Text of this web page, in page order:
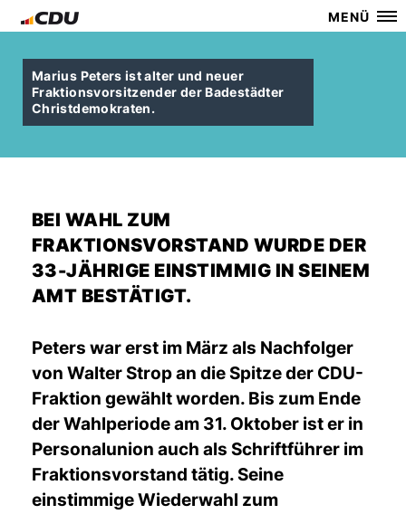
MENÜ
Marius Peters ist alter und neuer
Fraktionsvorsitzender der Badestädter
Christdemokraten.
BEI WAHL ZUM
FRAKTIONSVORSTAND WURDE DER
33-JÄHRIGE EINSTIMMIG IN SEINEM
AMT BESTÄTIGT.
Peters war erst im März als Nachfolger
von Walter Strop an die Spitze der CDU-
Fraktion gewählt worden. Bis zum Ende
der Wahlperiode am 31. Oktober ist er in
Personalunion auch als Schriftführer im
Fraktionsvorstand tätig. Seine
einstimmige Wiederwahl zum